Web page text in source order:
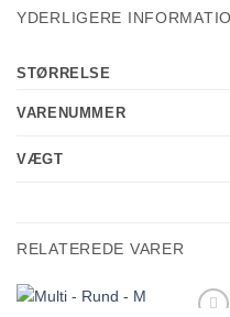
YDERLIGERE
STØRRELSE
VARENUMMER
VÆGT
RELATEREDE VARER